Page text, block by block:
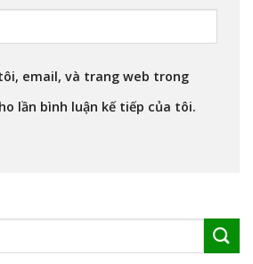
email, và trang web trong
lần bình luận kế tiếp của tôi.